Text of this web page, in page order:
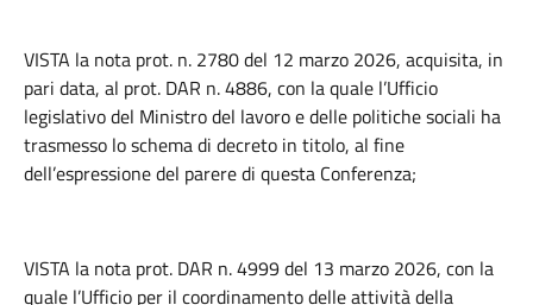
VISTA la nota prot. n. 2780 del 12 marzo 2026, acquisita, in
pari data, al prot. DAR n. 4886, con la quale l’Ufficio
legislativo del Ministro del lavoro e delle politiche sociali ha
trasmesso lo schema di decreto in titolo, al fine
dell’espressione del parere di questa Conferenza;
VISTA la nota prot. DAR n. 4999 del 13 marzo 2026, con la
quale l’Ufficio per il coordinamento delle attività della